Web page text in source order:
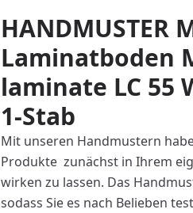
HANDMUSTER
Laminatboden
laminate LC 55
1-Stab
Mit unseren Handmustern
Produkte zunächst in Ihrem
wirken zu lassen. Das
sodass Sie es nach Belieben